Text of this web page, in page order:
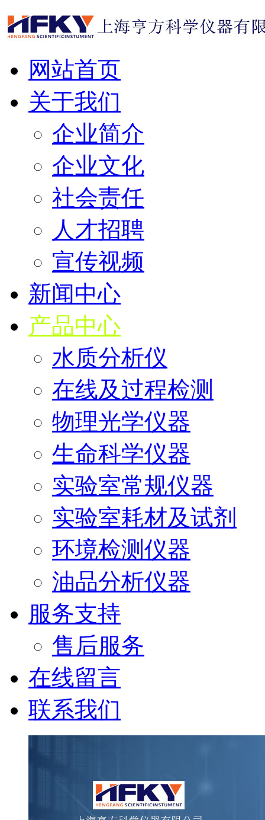
网站首页
关于我们
企业简介
企业文化
社会责任
人才招聘
宣传视频
新闻中心
产品中心
水质分析仪
在线及过程检测
物理光学仪器
生命科学仪器
实验室常规仪器
实验室耗材及试剂
环境检测仪器
油品分析仪器
服务支持
售后服务
在线留言
联系我们